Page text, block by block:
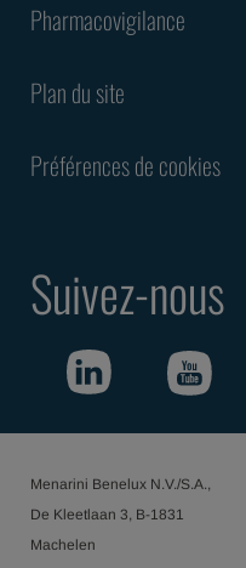
Pharmacovigilance
Plan du site
Préférences de cookies
Suivez-nous
Menarini Benelux N.V./S.A.,
De Kleetlaan 3, B-1831
Machelen